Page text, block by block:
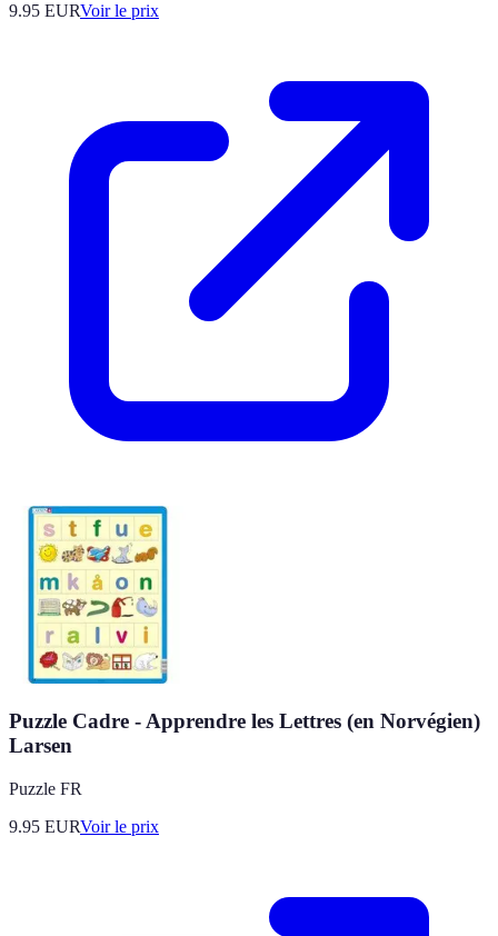
9.95 EURVoir le prix
Puzzle Cadre - Apprendre les Lettres (en Norvégien)
Larsen
Puzzle FR
9.95 EURVoir le prix